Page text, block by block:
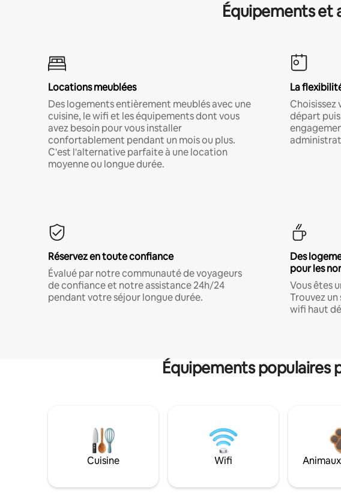
Équipements et
Locations meublées
Des logements entièrement meublés avec une
cuisine, le wifi et les équipements dont vous
avez besoin pour vous installer
confortablement pendant un mois ou plus.
C'est l'alternative parfaite à une location
moyenne ou longue durée.
La
Choisissez
départ
Réservez en toute confiance
Évalué par notre communauté de voyageurs
de confiance et notre assistance 24h/24
pendant votre séjour longue durée.
Des
pour les
Vous êtes
Trouvez
wifi haut
Équipements populaires
Cuisine Wifi